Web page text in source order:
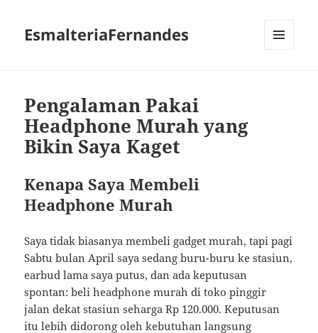
EsmalteriaFernandes
Pengalaman Pakai
Headphone Murah yang
Bikin Saya Kaget
Kenapa Saya Membeli
Headphone Murah
Saya tidak biasanya membeli gadget murah, tapi pagi
Sabtu bulan April saya sedang buru-buru ke stasiun,
earbud lama saya putus, dan ada keputusan
spontan: beli headphone murah di toko pinggir
jalan dekat stasiun seharga Rp 120.000. Keputusan
itu lebih didorong oleh kebutuhan langsung